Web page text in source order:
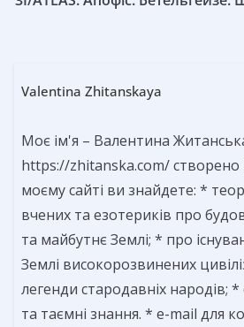
Valentina Zhitanskaya
Моє ім'я – Валентина
https://zhitanska.com/ створено
моєму сайті ви знайдете: *
вчених та езотериків про
та майбутнє Землі; * про
Землі високорозвинених
легенди стародавніх народів;
та таємні знання. * e-mail для